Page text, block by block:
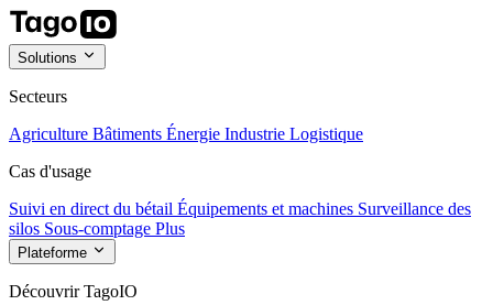
Solutions
Secteurs
Agriculture Bâtiments Énergie Industrie Logistique
Cas d'usage
Suivi en direct du bétail Équipements et machines Surveillance des
silos Sous-comptage Plus
Plateforme
Découvrir TagoIO